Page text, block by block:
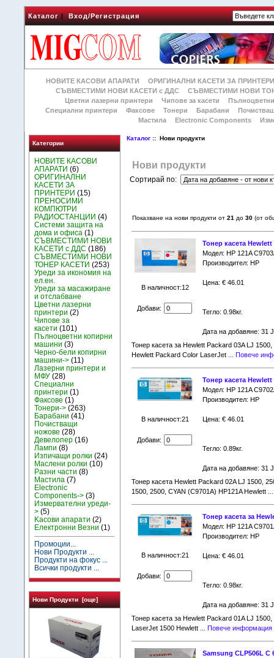
Каталог|Вход/Регистрация
НОВИТЕ КАСОВИ АПАРАТИ
ОРИГИНАЛНИ КАСЕТИ ЗА
СЪВМЕСТИМИ НОВИ КАСЕТИ с ДДС
СЪВМЕСТИМИ НОВИ
Цветни лазерни принтери
Чипове за касети
Специални принтери
Факсове Тонери Барабани
Мастила
Electronic Components
Категории
НОВИТЕ КАСОВИ
АПАРАТИ (6)
ОРИГИНАЛНИ
КАСЕТИ ЗА
ПРИНТЕРИ (15)
ПРЕНОСИМИ
КОМПЮТРИ
РАДИОСТАНЦИИ (4)
Системи защита на
дома и офиса (1)
СЪВМЕСТИМИ НОВИ
КАСЕТИ с ДДС (186)
СЪВМЕСТИМИ НОВИ
ТОНЕР КАСЕТИ (253)
Уреди за икономия на
ел.ен.
Уреди за масажиране
и отслабване
Цветни лазерни
принтери (2)
Чипове за
касети (101)
Пълноцветни копирни
машини (3)
Черно-бели копирни
машини-> (11)
Лазерни принтери и
МФУ (28)
Специални
принтери (1)
Факсове (1)
Тонери-> (263)
Барабани (41)
Почистващи
ножове (28)
Девелопер (16)
Лампи (8)
Изпичащи ролки (24)
Маслени ролки (10)
Разни части (8)
Мастила (7)
Electronic
Components-> (3)
Измервателни уреди-
> (5)
Kасови апарати (2)
Електронни Везни (1)
Промоции...
Нови Продукти ...
Продукти на фокус ...
Всички продукти ...
Нови Продукти [още]
Каталог :: Нови продукти
Нови продукти
Сортирай по:
Показване на нови продукти от 21 до 30(от
В наличност:12
Добави:
Тонер касета Hewlett
Модел: HP 121A
Производител: HP
Цена: € 46.01
Тегло: 0.98кг.
Дата на добавяне: 31
Тонер касета за Hewlett Packard 03A LJ
Hewlett Packard Color LaserJet... Повече
В наличност:21
Добави:
Тонер касета Hewlett
Модел: HP 121A
Производител: HP
Цена: € 46.01
Тегло: 0.89кг.
Дата на добавяне: 31
Тонер касета Hewlett Packard 02A LJ 1500,
1500, 2500, CYAN (C9701A) HP121A Hewlett...
В наличност:21
Добави:
Тонер касета за
Модел: HP 121A
Производител: HP
Цена: € 46.01
Тегло: 0.98кг.
Дата на добавяне: 31
Тонер касета за Hewlett Packard 01A LJ
LaserJet 1500 Hewlett... Повече информация
Samsung CLP506L C